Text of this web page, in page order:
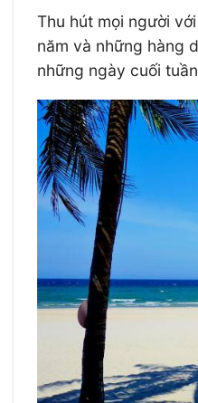
Thu hút mọi người
năm và những hàng
những ngày cuối